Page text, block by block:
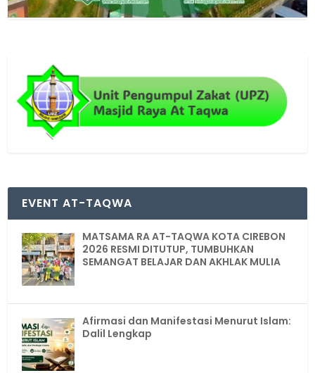
EVENT AT-TAQWA
MATSAMA RA AT-TAQWA KOTA CIREBON
2026 RESMI DITUTUP, TUMBUHKAN
SEMANGAT BELAJAR DAN AKHLAK MULIA
Afirmasi dan Manifestasi Menurut Islam:
Dalil Lengkap